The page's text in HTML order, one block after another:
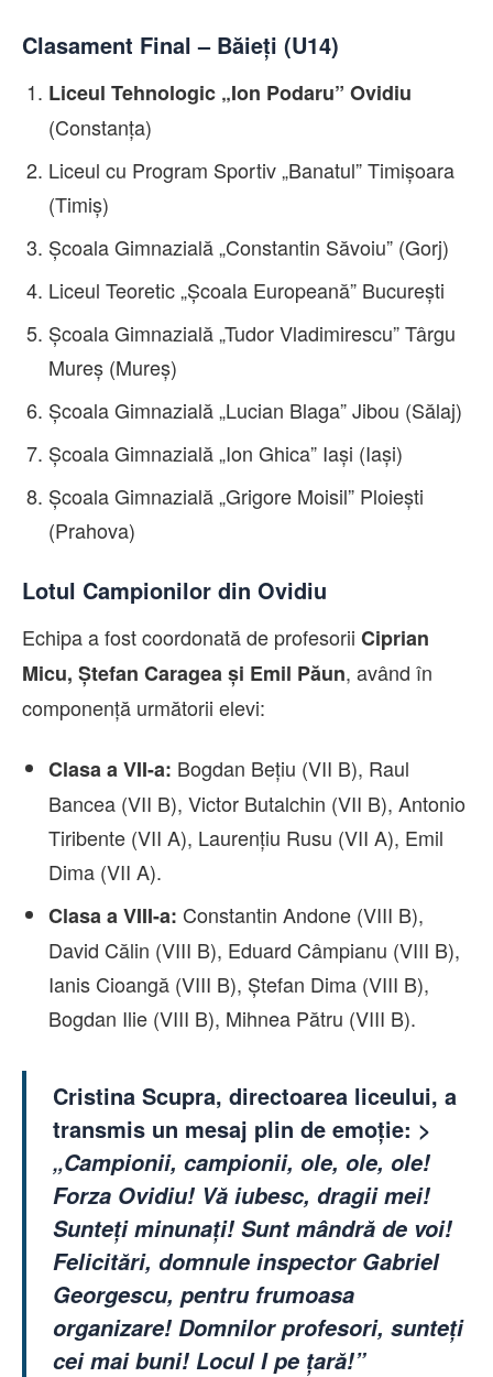
Clasament Final – Băieți (U14)
Liceul Tehnologic „Ion Podaru” Ovidiu
(Constanța)
Liceul cu Program Sportiv „Banatul” Timișoara
(Timiș)
Școala Gimnazială „Constantin Săvoiu” (Gorj)
Liceul Teoretic „Școala Europeană” București
Școala Gimnazială „Tudor Vladimirescu” Târgu
Mureș (Mureș)
Școala Gimnazială „Lucian Blaga” Jibou (Sălaj)
Școala Gimnazială „Ion Ghica” Iași (Iași)
Școala Gimnazială „Grigore Moisil” Ploiești
(Prahova)
Lotul Campionilor din Ovidiu
Echipa a fost coordonată de profesorii Ciprian
Micu, Ștefan Caragea și Emil Păun, având în
componență următorii elevi:
Clasa a VII-a: Bogdan Bețiu (VII B), Raul
Bancea (VII B), Victor Butalchin (VII B), Antonio
Tiribente (VII A), Laurențiu Rusu (VII A), Emil
Dima (VII A).
Clasa a VIII-a: Constantin Andone (VIII B),
David Călin (VIII B), Eduard Câmpianu (VIII B),
Ianis Cioangă (VIII B), Ștefan Dima (VIII B),
Bogdan Ilie (VIII B), Mihnea Pătru (VIII B).
Cristina Scupra, directoarea liceului, a
transmis un mesaj plin de emoție: >
„Campionii, campionii, ole, ole, ole!
Forza Ovidiu! Vă iubesc, dragii mei!
Sunteți minunați! Sunt mândră de voi!
Felicitări, domnule inspector Gabriel
Georgescu, pentru frumoasa
organizare! Domnilor profesori, sunteți
cei mai buni! Locul I pe țară!”